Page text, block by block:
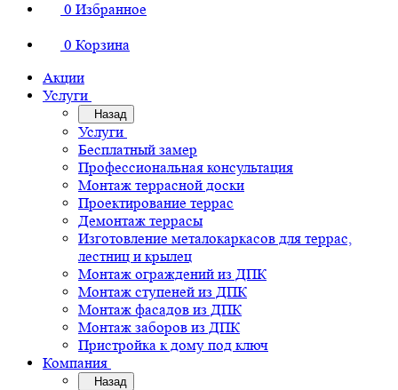
0 Избранное
0 Корзина
Акции
Услуги
Назад
Услуги
Бесплатный замер
Профессиональная консультация
Монтаж террасной доски
Проектирование террас
Демонтаж террасы
Изготовление металокаркасов для террас,
лестниц и крылец
Монтаж ограждений из ДПК
Монтаж ступеней из ДПК
Монтаж фасадов из ДПК
Монтаж заборов из ДПК
Пристройка к дому под ключ
Компания
Назад